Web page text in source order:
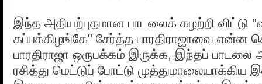
இந்த அதியற்புதமான பாடலைக் கழற்றி விட்டு
கப்பக்கிழங்கே" சேர்த்த பாரதிராஜாவை என்ன
பாரதிராஜா ஒருபக்கம் இருக்க, இந்தப்
ரசித்து மெட்டுப் போட்டு முத்துமாலையாக்கிய